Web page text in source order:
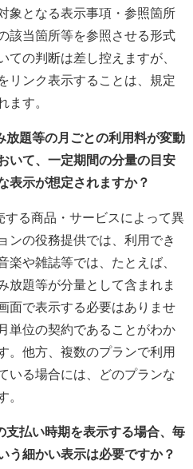
象となる表示事項・参照箇所
該当箇所等を参照させる形式
ての判断は差し控えますが、
リンク表示することは、規定
ます。
放題等の月ごとの利用料が変動
いて、一定期間の分量の目安
表示が想定されますか？
する商品・サービスによって異
ンの役務提供では、利用でき
楽や雑誌等では、たとえば、
放題等が分量として含まれま
面で表示する必要はありませ
単位の契約であることがわか
。他方、複数のプランで利用
いる場合には、どのプランな
。
支払い時期を表示する場合、毎
う細かい表示は必要ですか？